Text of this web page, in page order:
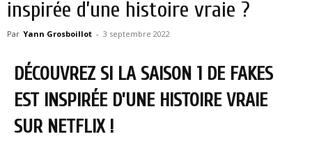
inspirée d’une histoire vraie ?
Par Yann Grosboillot - 3 septembre 2022
DÉCOUVREZ SI LA SAISON 1 DE FAKES
EST INSPIRÉE D’UNE HISTOIRE VRAIE
SUR NETFLIX !